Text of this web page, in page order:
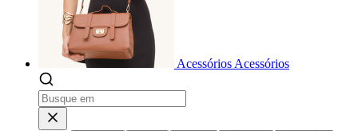
Acessórios Acessórios